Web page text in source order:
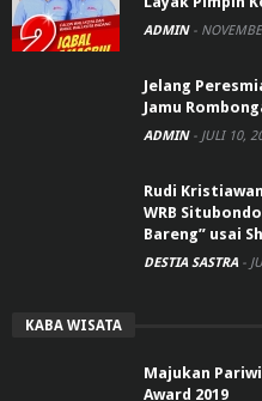
ADMIN -
Jelang
Jamu
ADMIN - JULI 10,
Rudi
WRB
Bareng” usai
DESTIA SASTRA -
KABA WISATA
Majukan
Award 2019